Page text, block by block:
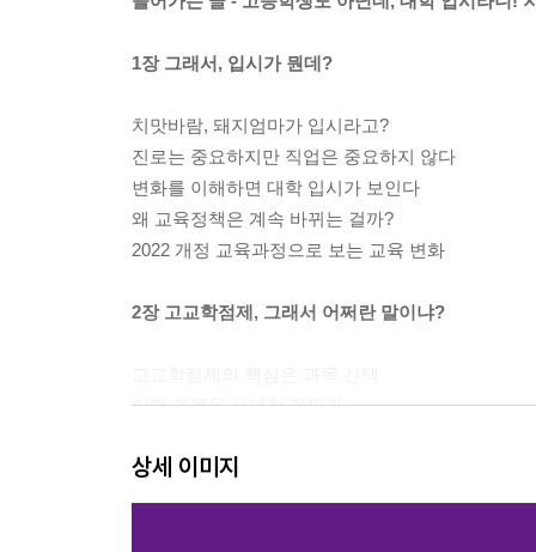
1장 그래서, 입시가 뭔데?
치맛바람, 돼지엄마가 입시라고?
진로는 중요하지만 직업은 중요하지 않다
변화를 이해하면 대학 입시가 보인다
왜 교육정책은 계속 바뀌는 걸까?
2022 개정 교육과정으로 보는 교육 변화
2장 고교학점제, 그래서 어쩌란 말이냐?
어떤 과목을 선택할 것인가
과목에 따라 성적 체계가 다르다
원하는 과목이 우리 학교에 없다면?
상세 이미지